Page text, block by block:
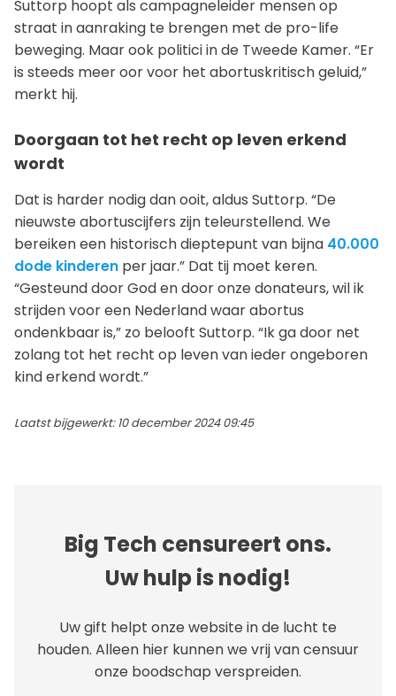
Suttorp hoopt als campagneleider mensen op
straat in aanraking te brengen met de pro-life
beweging. Maar ook politici in de Tweede Kamer. “Er
is steeds meer oor voor het abortuskritisch geluid,”
merkt hij.
Doorgaan tot het recht op leven erkend
wordt
Dat is harder nodig dan ooit, aldus Suttorp. “De
nieuwste abortuscijfers zijn teleurstellend. We
bereiken een historisch dieptepunt van bijna 40.000
dode kinderen per jaar.” Dat tij moet keren.
“Gesteund door God en door onze donateurs, wil ik
strijden voor een Nederland waar abortus
ondenkbaar is,” zo belooft Suttorp. “Ik ga door net
zolang tot het recht op leven van ieder ongeboren
kind erkend wordt.”
Laatst bijgewerkt: 10 december 2024 09:45
Big Tech censureert ons.
Uw hulp is nodig!
Uw gift helpt onze website in de lucht te
houden. Alleen hier kunnen we vrij van censuur
onze boodschap verspreiden.